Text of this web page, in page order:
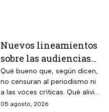
Nuevos lineamientos
sobre las audiencias
buscan callar a TV
Azteca; opina Manuel
López San Martín
Qué bueno que, según dicen,
no censuran al periodismo ni
a las voces críticas. Qué alivio
que respeten la liberta de
05 agosto, 2026